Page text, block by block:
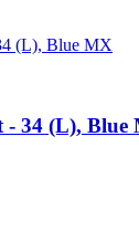
- 34 (L), Blue